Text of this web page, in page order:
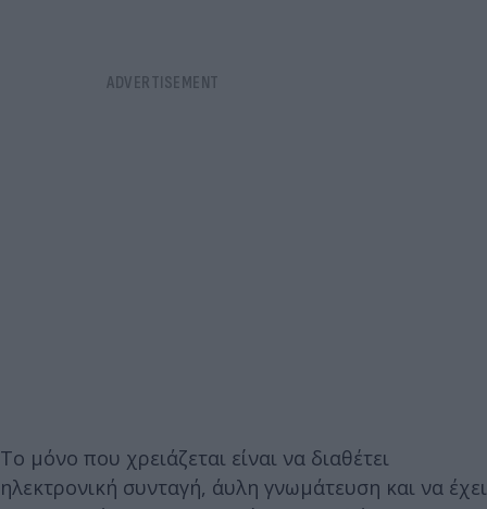
Το μόνο που χρειάζεται είναι να διαθέτει
ηλεκτρονική συνταγή, άυλη γνωμάτευση και να έχει